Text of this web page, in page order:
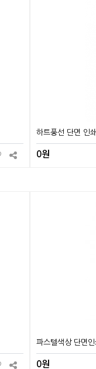
하트풍선 단면 인
0원
파스텔색상 단면
0원